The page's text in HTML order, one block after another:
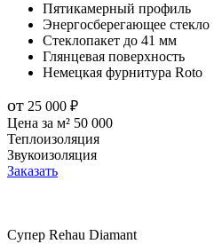
Пятикамерный профиль
Энергосберегающее стекло
Стеклопакет до 41 мм
Глянцевая поверхность
Немецкая фурнитура Roto
от 25 000 ₽
Цена за м² 50 000
Теплоизоляция
Звукоизоляция
Заказать
Супер Rehau Diamant